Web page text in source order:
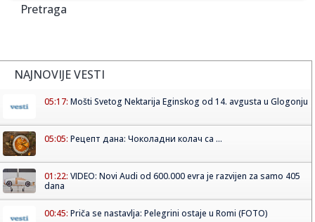
Pretraga
NAJNOVIJE VESTI
05:17: Mošti Svetog Nektarija Eginskog od 14. avgusta u Glogonju
05:05: Рецепт дана: Чоколадни колач са ...
01:22: VIDEO: Novi Audi od 600.000 evra je razvijen za samo 405
dana
00:45: Priča se nastavlja: Pelegrini ostaje u Romi (FOTO)